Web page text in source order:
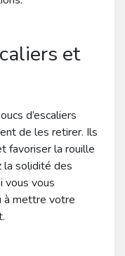
et
d’escaliers
de les retirer. Ils
favoriser la rouille
la solidité des
vous vous
à mettre votre